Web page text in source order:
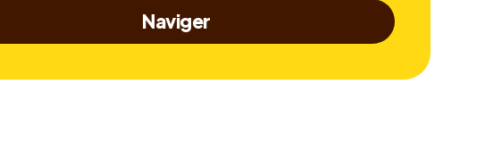
Naviger